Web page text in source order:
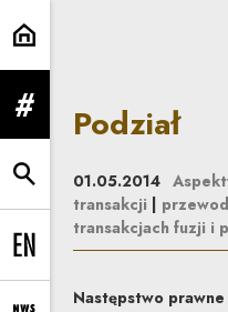
Podział | Co do
rozwiń menu
rozwiń wyszukiwarkę
Change language to EN
Podział
01.05.2014
transakcji
transakcjach fuzji i
Następstwo prawne